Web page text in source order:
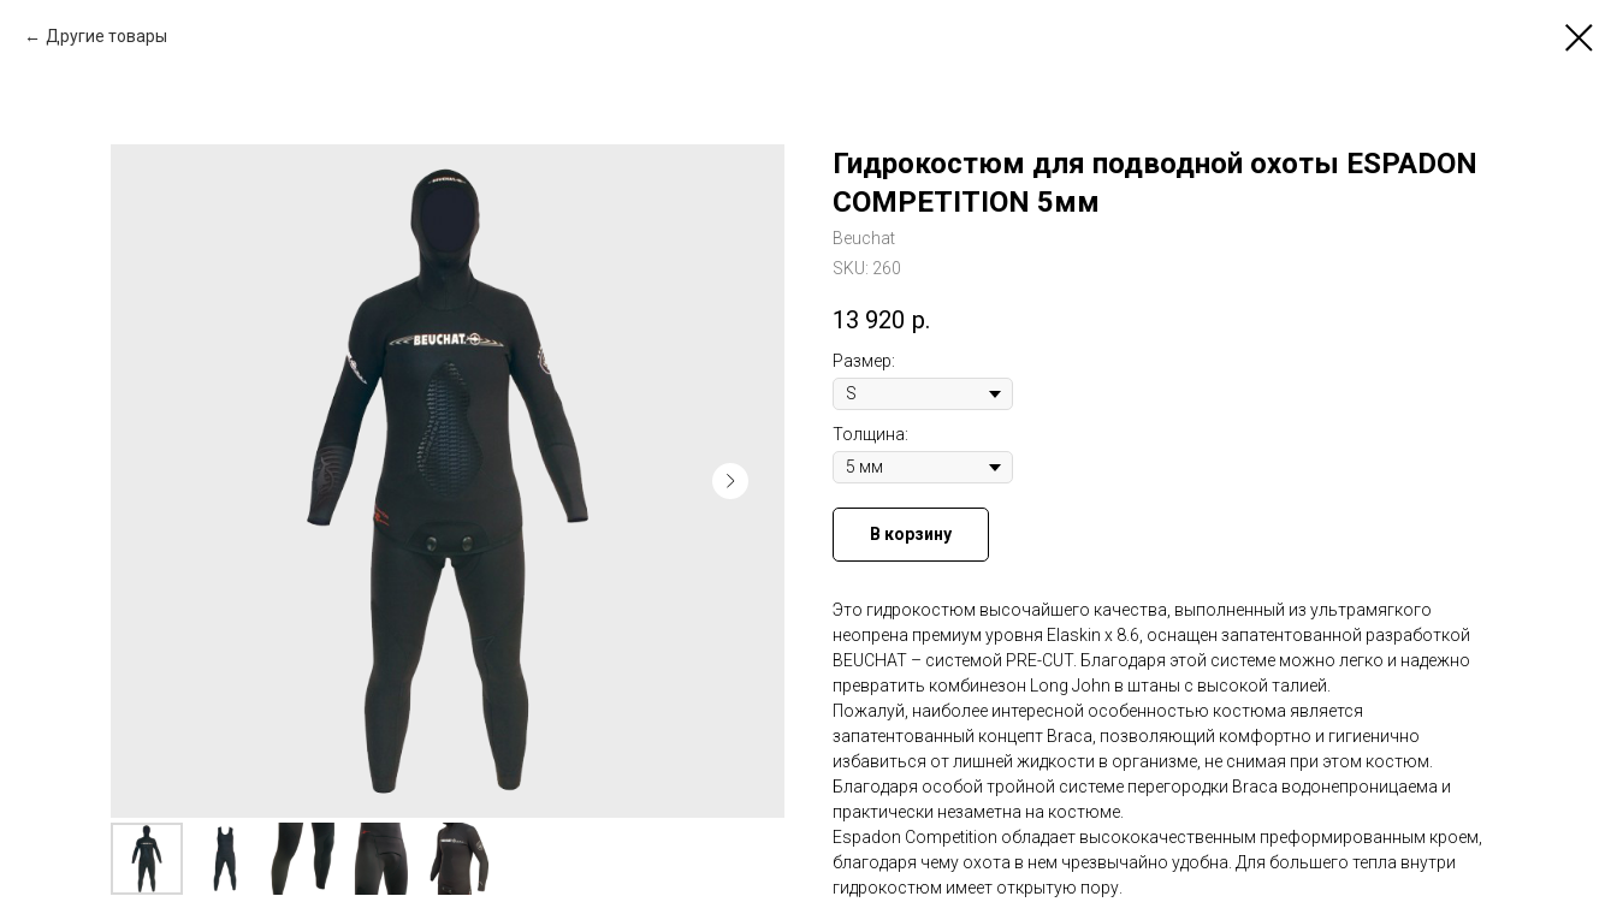
Другие товары
Гидрокостюм для подводной охоты ESPADON
COMPETITION 5мм
Beuchat
SKU: 260
13 920 р.
Размер:
Толщина:
В корзину
Это гидрокостюм высочайшего качества, выполненный из ультрамягкого
неопрена премиум уровня Elaskin x 8.6, оснащен запатентованной разработкой
BEUCHAT – системой PRE-CUT. Благодаря этой системе можно легко и надежно
превратить комбинезон Long John в штаны с высокой талией.
Пожалуй, наиболее интересной особенностью костюма является
запатентованный концепт Braca, позволяющий комфортно и гигиенично
избавиться от лишней жидкости в организме, не снимая при этом костюм.
Благодаря особой тройной системе перегородки Braca водонепроницаема и
практически незаметна на костюме.
Espadon Competition обладает высококачественным преформированным кроем,
благодаря чему охота в нем чрезвычайно удобна. Для большего тепла внутри
гидрокостюм имеет открытую пору.